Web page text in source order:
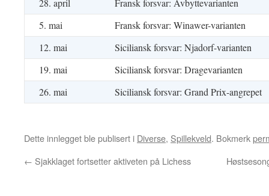
28. april
Fransk forsvar: Avbyttevarianten
5. mai
Fransk forsvar: Winawer-varianten
12. mai
Siciliansk forsvar: Njadorf-varianten
19. mai
Siciliansk forsvar: Dragevarianten
26. mai
Siciliansk forsvar: Grand Prix-angrepet
Dette innlegget ble publisert i Diverse, Spillekveld. Bokmerk
← Sjakklaget fortsetter aktiveten på Lichess